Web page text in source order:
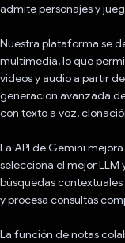
admite personajes y
Nuestra plataforma se
multimedia, lo que
videos y audio a partir
generación avanzada
con texto a voz,
La API de Gemini
selecciona el mejor
búsquedas
y procesa consultas
La función de notas